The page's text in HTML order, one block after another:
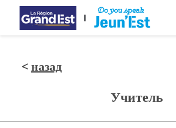
Перейти к основному содержанию
<назад
Учитель